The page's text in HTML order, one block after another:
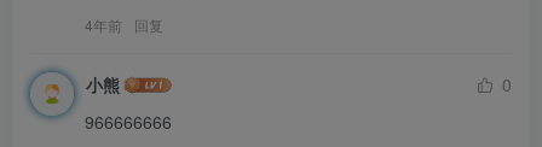
4年前 回复
小熊
0
966666666